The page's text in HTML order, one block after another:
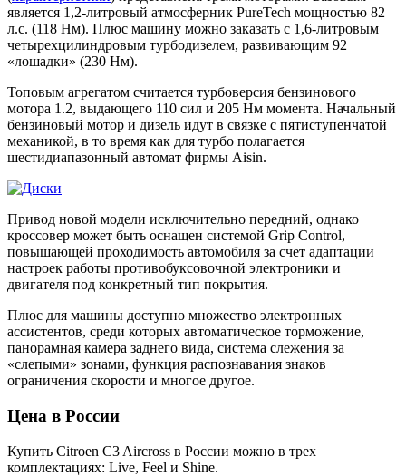
является 1,2-литровый атмосферник PureTech мощностью 82
л.с. (118 Нм). Плюс машину можно заказать с 1,6-литровым
четырехцилиндровым турбодизелем, развивающим 92
«лошадки» (230 Нм).
Топовым агрегатом считается турбоверсия бензинового
мотора 1.2, выдающего 110 сил и 205 Нм момента. Начальный
бензиновый мотор и дизель идут в связке с пятиступенчатой
механикой, в то время как для турбо полагается
шестидиапазонный автомат фирмы Aisin.
Привод новой модели исключительно передний, однако
кроссовер может быть оснащен системой Grip Control,
повышающей проходимость автомобиля за счет адаптации
настроек работы противобуксовочной электроники и
двигателя под конкретный тип покрытия.
Плюс для машины доступно множество электронных
ассистентов, среди которых автоматическое торможение,
панорамная камера заднего вида, система слежения за
«слепыми» зонами, функция распознавания знаков
ограничения скорости и многое другое.
Цена в России
Купить Citroen C3 Aircross в России можно в трех
комплектациях: Live, Feel и Shine.